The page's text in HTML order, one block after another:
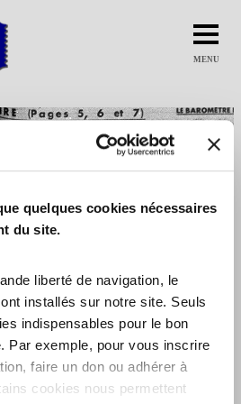
quelques cookies nécessaires
du site.
liberté de navigation, le
installés sur notre site. Seuls
indispensables pour le bon
Par exemple, pour vous inscrire
faire un don ou adhérer à
cookies nous permettent
MENU